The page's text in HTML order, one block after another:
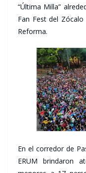
“Última Milla”
Fan Fest del
Reforma.
En el corredor de
ERUM brindaron